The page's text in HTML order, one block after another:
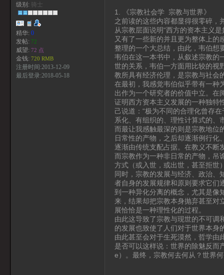
级别: 骑士
精华: 0
发帖: 72
威望: 72 点
金钱: 720 RMB
注册时间:2013-12-09
最后登录:2018-05-18
1. 《宗教社会学 宗教与世界》
之前读的这些内容都显得很零碎，
从宗教层面说明“西方的资本主义
又有了一些新的并且更为整体上的
整理的一个大总结，由此，韦伯想
韦伯在这一本书中，从叙述宗教的
世的关系，韦伯一方面用比较的视
教所具有经济伦理，是宗教与社会
在最初，我感觉韦伯似乎带有一种
出作为一个研究者的价值中立。在
证明西方资本主义发展的一种独特
己说道：“极为不同的合理化曾存
系化、有组织的、理性计算式的、
而最让我感触最深的则是宗教地位
日常性的产物，之后却逐渐例行化
逐渐由传统支配占据。在教义不断
而宗教作为一种非日常的产物，吊
方式（或入世，或出世，甚至拒世
同时，宗教的发展与经济、政治、
者自身的发展规律和原则要求它们
到一种异化分离的概念，尤其是像
来，结果却把宗教本身抛弃甚至对
展恰恰是一种理性化的过程。
由此这导致了宗教与现世的不可调
的发展也致使了人们对于世界本身
由此甚至会对于生死漠然，哲学由
是否可以这样说：世界的除魅反而
e）。最终，宗教何去何从？世界